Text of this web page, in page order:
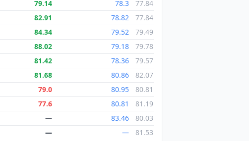
79.14 78.3
77.84
82.91 78.82
77.84
84.34 79.52
79.49
88.02 79.18
79.78
81.42 78.36
79.57
81.68 80.86
82.07
79.0 80.95
80.81
77.6 80.81
81.19
— 83.46
80.03
— — 81.53